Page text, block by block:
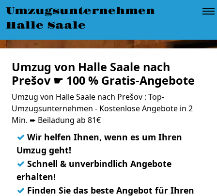
Umzugsunternehmen
Halle Saale
Umzug von Halle Saale nach
Prešov ☛ 100 % Gratis-Angebote
Umzug von Halle Saale nach Prešov : Top-
Umzugsunternehmen - Kostenlose Angebote in 2
Min. ➨ Beiladung ab 81€
✓ Wir helfen Ihnen, wenn es um Ihren
Umzug geht!
✓ Schnell & unverbindlich Angebote
erhalten!
✓ Finden Sie das beste Angebot für Ihren